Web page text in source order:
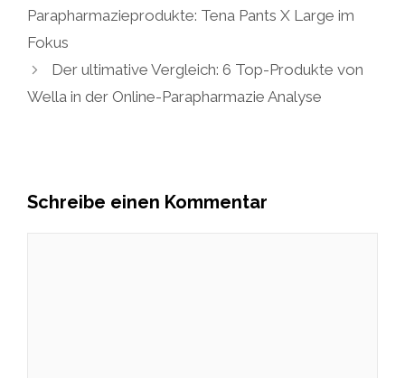
Parapharmazieprodukte: Tena Pants X Large im
Fokus
Der ultimative Vergleich: 6 Top-Produkte von
Wella in der Online-Parapharmazie Analyse
Schreibe einen Kommentar